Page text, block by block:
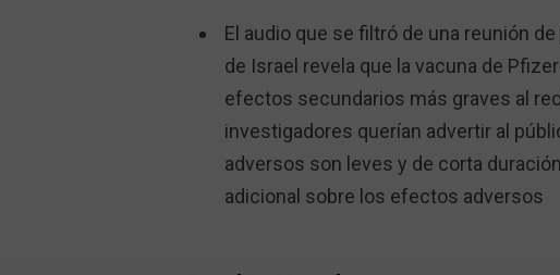
El audio que se filtró de una reunión
de Israel revela que la vacuna de
efectos secundarios más graves al
investigadores querían advertir al
adversos son leves y de corta
adicional sobre los efectos adversos